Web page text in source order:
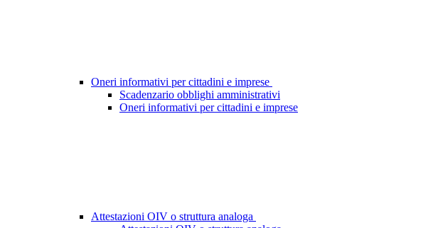
Oneri informativi per cittadini e imprese
Scadenzario obblighi amministrativi
Oneri informativi per cittadini e imprese
Attestazioni OIV o struttura analoga